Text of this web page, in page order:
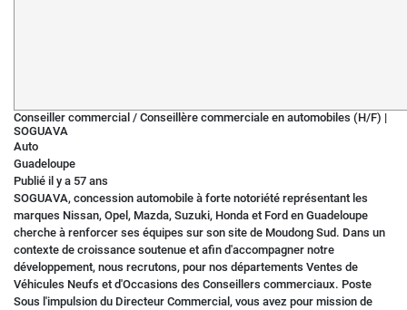
Conseiller commercial / Conseillère commerciale en automobiles (H/F) |
SOGUAVA
Auto
Guadeloupe
Publié il y a 57 ans
SOGUAVA, concession automobile à forte notoriété représentant les
marques Nissan, Opel, Mazda, Suzuki, Honda et Ford en Guadeloupe
cherche à renforcer ses équipes sur son site de Moudong Sud. Dans un
contexte de croissance soutenue et afin d'accompagner notre
développement, nous recrutons, pour nos départements Ventes de
Véhicules Neufs et d'Occasions des Conseillers commerciaux. Poste
Sous l'impulsion du Directeur Commercial, vous avez pour mission de